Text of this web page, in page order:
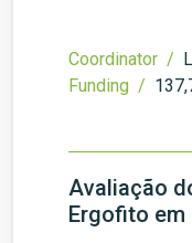
Coordinator /
Funding /
Avaliação
Ergofito